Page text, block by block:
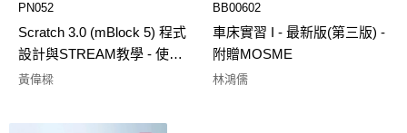
PN052
Scratch 3.0 (mBlock 5) 程式
設計與STREAM教學 - 使用
mbot2與AI Camera 2.0
黃偉樑
BB00602
車床實習 I - 最新版(第三版) -
附贈MOSME
林鴻儒